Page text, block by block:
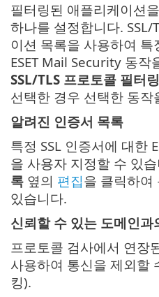
필터링된 애플리케이션
하나를 설정합니다. SSL/
이션 목록을 사용하여
ESET Mail Security 동작
SSL/TLS 프로토콜 필터
선택한 경우 선택한 동
알려진 인증서 목록
특정 SSL 인증서에 대한
을 사용자 지정할 수 있
록 옆의 편집을 클릭하여
있습니다.
신뢰할 수 있는 도메인과
프로토콜 검사에서 연장
사용하여 통신을 제외할
킹).